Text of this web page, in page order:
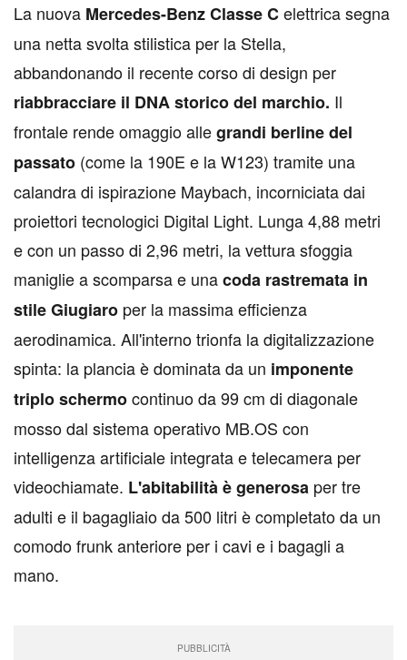
La nuova Mercedes-Benz Classe Celettrica segna
una netta svolta stilistica per la Stella,
abbandonando il recente corso di design per
riabbracciare il DNA storico del marchio. Il
frontale rende omaggio allegrandi berline del
passato (come la 190E e la W123) tramite una
calandra di ispirazione Maybach, incorniciata dai
proiettori tecnologici Digital Light. Lunga 4,88 metri
e con un passo di 2,96 metri, la vettura sfoggia
maniglie a scomparsa e unacoda rastremata in
stile Giugiaro per la massima efficienza
aerodinamica. All'interno trionfa la digitalizzazione
spinta: la plancia è dominata da un imponente
triplo schermocontinuo da 99 cm di diagonale
mosso dal sistema operativo MB.OS con
intelligenza artificiale integrata e telecamera per
videochiamate. L'abitabilità è generosa per tre
adulti e il bagagliaio da 500 litri è completato da un
comodo frunk anteriore per i cavi e i bagagli a
mano.
PUBBLICITÀ